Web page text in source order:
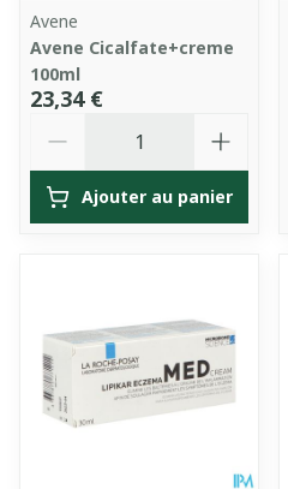
Avene
Avene Cicalfate+creme
100ml
23,34 €
Ajouter au panier